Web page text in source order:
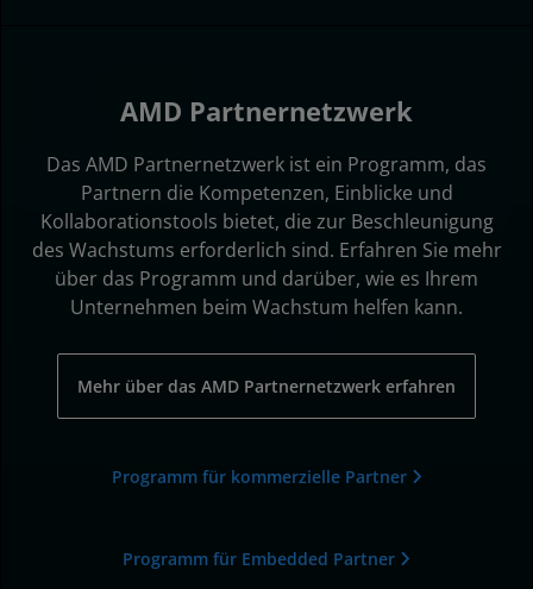
AMD Partnernetzwerk
Das AMD Partnernetzwerk ist ein Programm, das
Partnern die Kompetenzen, Einblicke und
Kollaborationstools bietet, die zur Beschleunigung
des Wachstums erforderlich sind. Erfahren Sie mehr
über das Programm und darüber, wie es Ihrem
Unternehmen beim Wachstum helfen kann.
Mehr über das AMD Partnernetzwerk erfahren
Programm für kommerzielle Partner
Programm für Embedded Partner